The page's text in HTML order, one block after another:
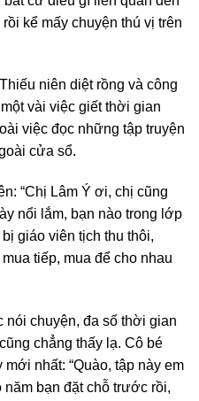
kể mấy chuyện thú vị trên
niên diệt rồng và công
vài việc giết thời gian
việc đọc những tập truyện
cửa sổ.
“Chị Lâm Ý ơi, chị cũng
nổi lắm, bạn nào trong lớp
giáo viên tịch thu thôi,
tiếp, mua để cho nhau
nói chuyện, đa số thời gian
chẳng thấy lạ. Cô bé
nhất: “Quào, tập này em
bạn đặt chỗ trước rồi,